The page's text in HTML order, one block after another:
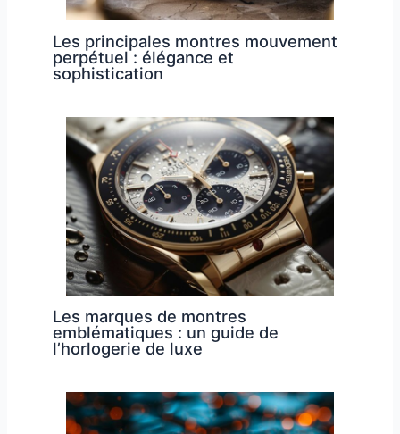
Les principales montres mouvement
perpétuel : élégance et
sophistication
Les marques de montres
emblématiques : un guide de
l’horlogerie de luxe